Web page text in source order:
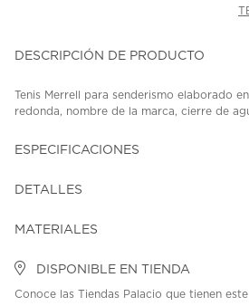
DESCRIPCIÓN DE PRODUCTO
Tenis Merrell para senderismo elaborado
redonda, nombre de la marca, cierre de
ESPECIFICACIONES
DETALLES
MATERIALES
DISPONIBLE EN TIENDA
Conoce las Tiendas Palacio que tienen